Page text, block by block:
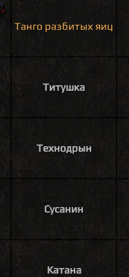
Танго разбитых яиц
Титушка
Технодрын
Сусанин
Катана